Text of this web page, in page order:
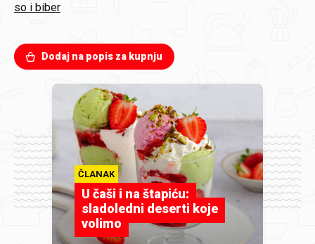
so i biber
Dodaj na popis za kupnju
ČLANAK
U čaši i na štapiću:
sladoledni deserti koje
volimo